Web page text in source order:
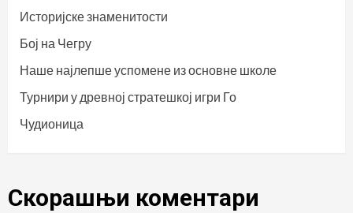
Историјске знаменитости
Бој на Чегру
Наше најлепше успомене из основне школе
Турнири у древној стратешкој игри Го
Чудионица
Скорашњи коментари